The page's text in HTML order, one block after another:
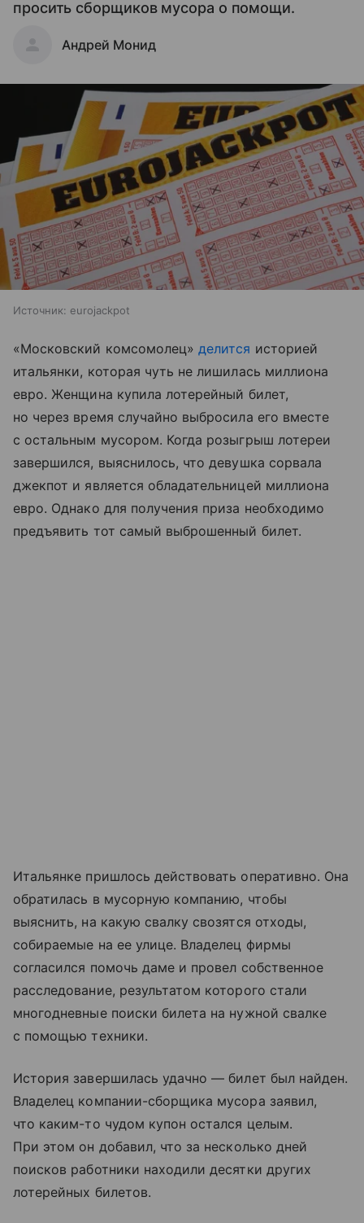
просить сборщиков мусора о помощи.
Андрей Монид
Источник: eurojackpot
«Московский комсомолец»делится историей
итальянки, которая чуть не лишилась миллиона
евро. Женщина купила лотерейный билет,
но через время случайно выбросила его вместе
с остальным мусором. Когда розыгрыш лотереи
завершился, выяснилось, что девушка сорвала
джекпот и является обладательницей миллиона
евро. Однако для получения приза необходимо
предъявить тот самый выброшенный билет.
Итальянке пришлось действовать оперативно. Она
обратилась в мусорную компанию, чтобы
выяснить, на какую свалку свозятся отходы,
собираемые на ее улице. Владелец фирмы
согласился помочь даме и провел собственное
расследование, результатом которого стали
многодневные поиски билета на нужной свалке
с помощью техники.
История завершилась удачно — билет был найден.
Владелец компании-сборщика мусора заявил,
что каким-то чудом купон остался целым.
При этом он добавил, что за несколько дней
поисков работники находили десятки других
лотерейных билетов.